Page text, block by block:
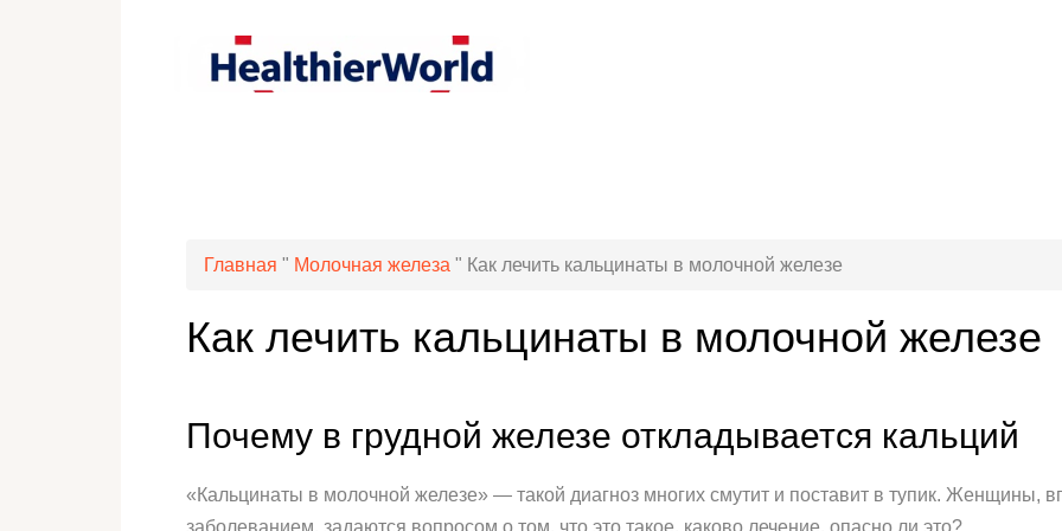
Главная " Молочная железа " Как лечить кальцинаты в молочной железе
Как лечить кальцинаты в молочной железе
Почему в грудной железе откладывается кальций
«Кальцинаты в молочной железе» — такой диагноз многих смутит и поставит в тупик. Женщины,
заболеванием, задаются вопросом о том, что это такое, каково лечение, опасно ли это?